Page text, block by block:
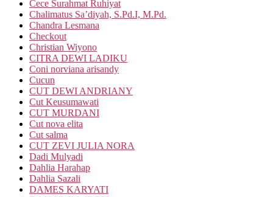
Cece Surahmat Ruhiyat
Chalimatus Sa’diyah, S.Pd.I, M.Pd.
Chandra Lesmana
Checkout
Christian Wiyono
CITRA DEWI LADIKU
Coni norviana arisandy
Cucun
CUT DEWI ANDRIANY
Cut Keusumawati
CUT MURDANI
Cut nova elita
Cut salma
CUT ZEVI JULIA NORA
Dadi Mulyadi
Dahlia Harahap
Dahlia Sazali
DAMES KARYATI